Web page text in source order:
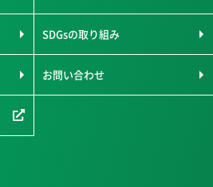
SDGsの取り組み
お問い合わせ